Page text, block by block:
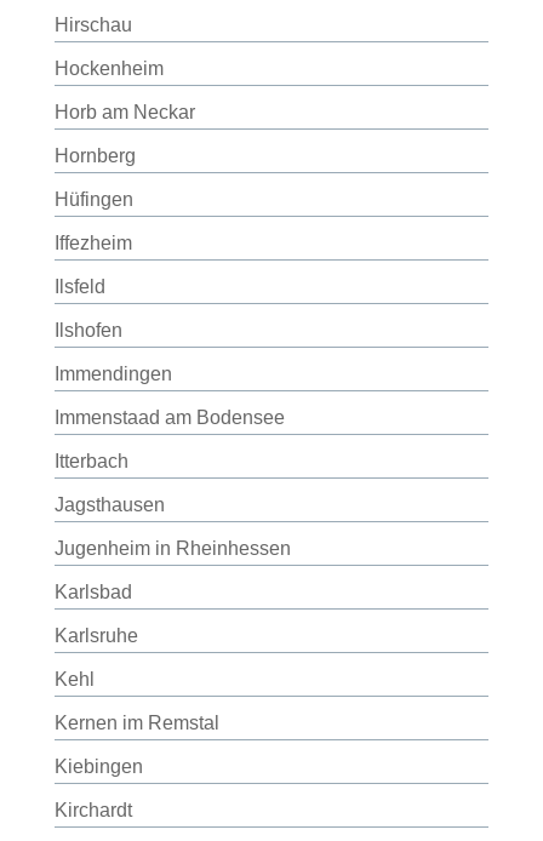
Hirschau
Hockenheim
Horb am Neckar
Hornberg
Hüfingen
Iffezheim
Ilsfeld
Ilshofen
Immendingen
Immenstaad am Bodensee
Itterbach
Jagsthausen
Jugenheim in Rheinhessen
Karlsbad
Karlsruhe
Kehl
Kernen im Remstal
Kiebingen
Kirchardt